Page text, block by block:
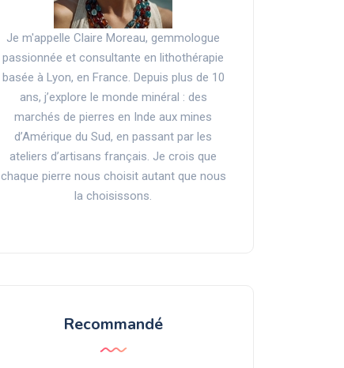
Je m'appelle Claire Moreau, gemmologue
passionnée et consultante en lithothérapie
basée à Lyon, en France. Depuis plus de 10
ans, j’explore le monde minéral : des
marchés de pierres en Inde aux mines
d’Amérique du Sud, en passant par les
ateliers d’artisans français. Je crois que
chaque pierre nous choisit autant que nous
la choisissons.
Recommandé